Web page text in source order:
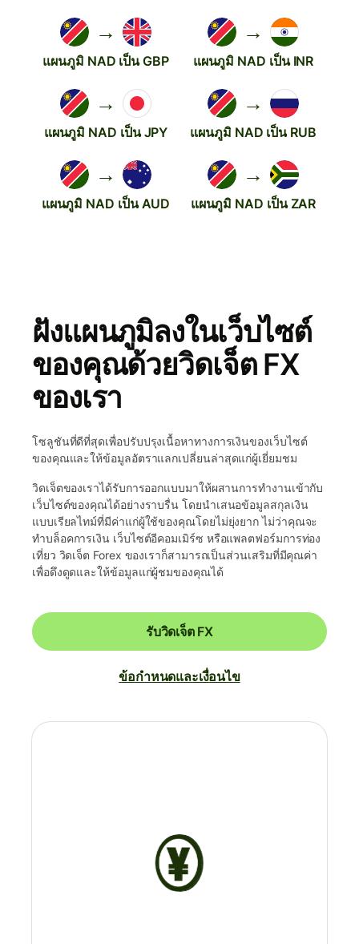
→
แผนภูมิ NAD เป็น GBP
→
แผนภูมิ NAD เป็น INR
→
แผนภูมิ NAD เป็น JPY
→
แผนภูมิ NAD เป็น RUB
→
แผนภูมิ NAD เป็น AUD
→
แผนภูมิ NAD เป็น ZAR
ฝังแผนภูมิลงในเว็บไซต์
ของคุณด้วยวิดเจ็ต FX
ของเรา
โซลูชันที่ดีที่สุดเพื่อปรับปรุงเนื้อหาทางการเงินของเว็บไซต์
ของคุณและให้ข้อมูลอัตราแลกเปลี่ยนล่าสุดแก่ผู้เยี่ยมชม
วิดเจ็ตของเราได้รับการออกแบบมาให้ผสานการทำงานเข้ากับ
เว็บไซต์ของคุณได้อย่างราบรื่น โดยนำเสนอข้อมูลสกุลเงิน
แบบเรียลไทม์ที่มีค่าแก่ผู้ใช้ของคุณโดยไม่ยุ่งยาก ไม่ว่าคุณจะ
ทำบล็อคการเงิน เว็บไซต์อีคอมเมิร์ซ หรือแพลตฟอร์มการท่อง
เที่ยว วิดเจ็ต Forex ของเราก็สามารถเป็นส่วนเสริมที่มีคุณค่า
เพื่อดึงดูดและให้ข้อมูลแก่ผู้ชมของคุณได้
รับวิดเจ็ต FX
ข้อกำหนดและเงื่อนไข